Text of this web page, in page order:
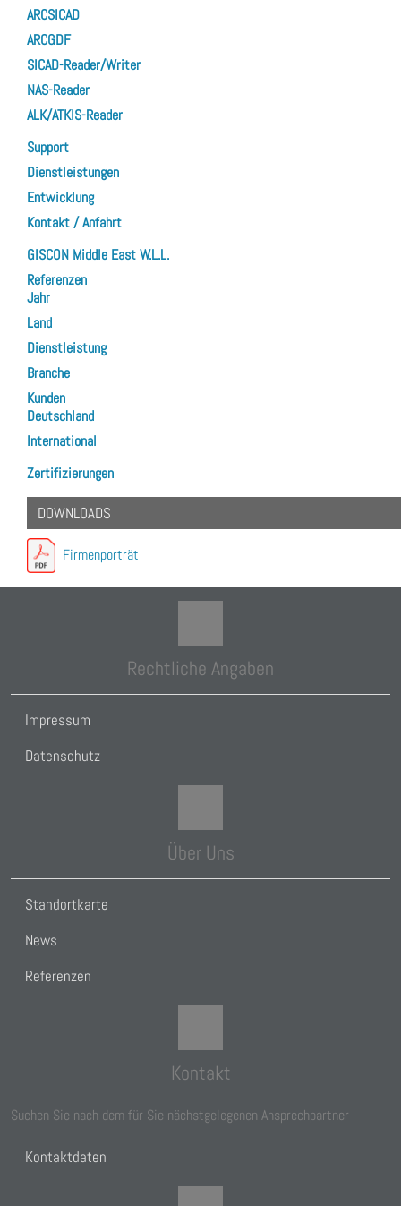
ARCSICAD
ARCGDF
SICAD-Reader/Writer
NAS-Reader
ALK/ATKIS-Reader
Support
Dienstleistungen
Entwicklung
Kontakt / Anfahrt
GISCON Middle East W.L.L.
Referenzen
Jahr
Land
Dienstleistung
Branche
Kunden
Deutschland
International
Zertifizierungen
DOWNLOADS
Firmenporträt
Rechtliche Angaben
Impressum
Datenschutz
Über Uns
Standortkarte
News
Referenzen
Kontakt
Suchen Sie nach dem für Sie nächstgelegenen Ansprechpartner
Kontaktdaten